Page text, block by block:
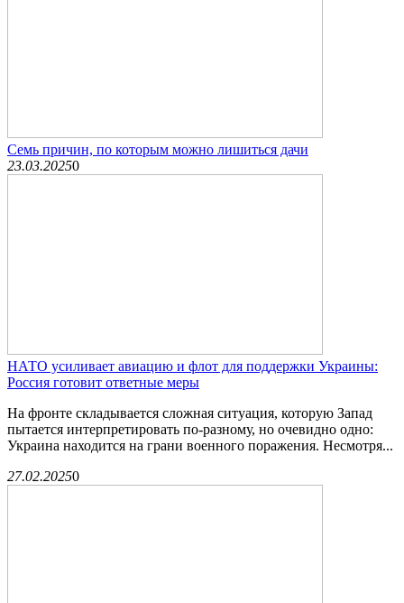
Семь причин, по которым можно лишиться дачи
23.03.20250
НАТО усиливает авиацию и флот для поддержки Украины:
Россия готовит ответные меры
На фронте складывается сложная ситуация, которую Запад
пытается интерпретировать по-разному, но очевидно одно:
Украина находится на грани военного поражения. Несмотря...
27.02.20250